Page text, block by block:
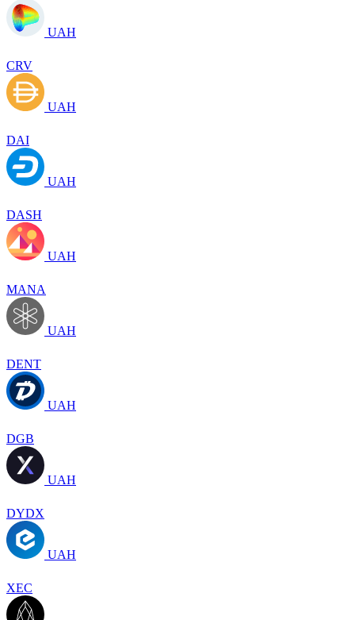
UAH
CRV
UAH
DAI
UAH
DASH
UAH
MANA
UAH
DENT
UAH
DGB
UAH
DYDX
UAH
XEC